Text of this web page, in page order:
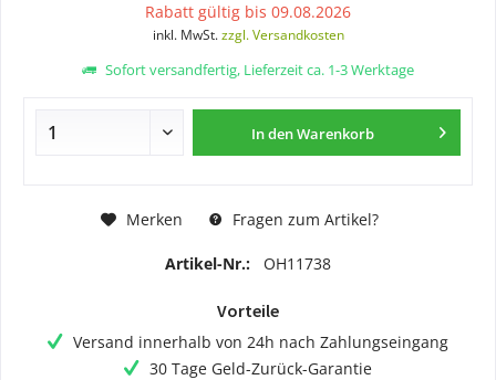
Rabatt gültig bis 09.08.2026
inkl. MwSt.zzgl. Versandkosten
Sofort versandfertig, Lieferzeit ca. 1-3 Werktage
In denWarenkorb
Merken Fragen zum Artikel?
Artikel-Nr.: OH11738
Vorteile
Versand innerhalb von 24h nach Zahlungseingang
30 Tage Geld-Zurück-Garantie